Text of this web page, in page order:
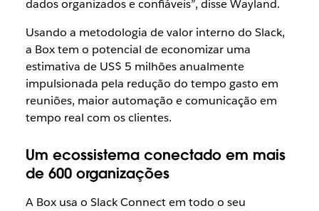
dados organizados e confiáveis”, disse Wayland.
Usando a metodologia de valor interno do Slack,
a Box tem o potencial de economizar uma
estimativa de US$ 5 milhões anualmente
impulsionada pela redução do tempo gasto em
reuniões, maior automação e comunicação em
tempo real com os clientes.
Um ecossistema conectado em mais
de 600 organizações
A Box usa o Slack Connect em todo o seu